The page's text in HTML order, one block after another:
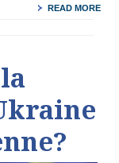
READ MORE